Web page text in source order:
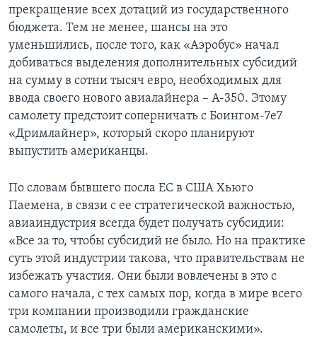
прекращение всех дотаций из государственного
бюджета. Тем не менее, шансы на это
уменьшились, после того, как «Аэробус» начал
добиваться выделения дополнительных субсидий
на сумму в сотни тысяч евро, необходимых для
ввода своего нового авиалайнера – А-350. Этому
самолету предстоит соперничать с Боингом-7e7
«Дримлайнер», который скоро планируют
выпустить американцы.
По словам бывшего посла ЕС в США Хьюго
Паемена, в связи с ее стратегической важностью,
авиаиндустрия всегда будет получать субсидии:
«Все за то, чтобы субсидий не было. Но на практике
суть этой индустрии такова, что правительствам не
избежать участия. Они были вовлечены в это с
самого начала, с тех самых пор, когда в мире всего
три компании производили гражданские
самолеты, и все три были американскими».